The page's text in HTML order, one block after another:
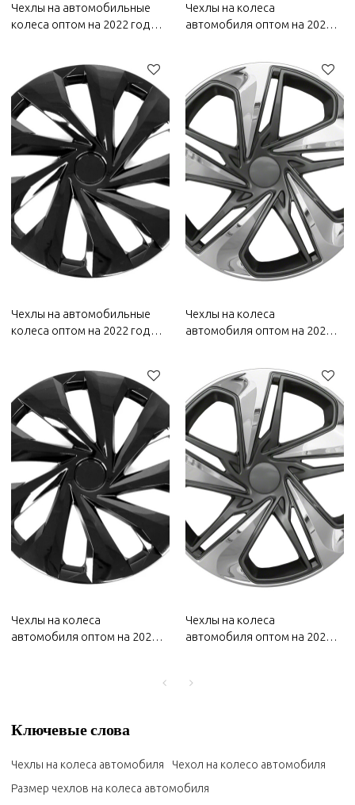
Чехлы на автомобильные
колеса оптом на 2022 год
пыленепроницаемость и
водонепроницаемость,
легкость очистки | Детали
кузова автомобиля для
Wuling
Чехлы на колеса
автомобиля оптом на 2022
пыленепроницаемость и
водонепроницаемость,
легкость очистки | Детали
кузова автомобиля для
Wuling
Чехлы на автомобильные
колеса оптом на 2022 год
пыленепроницаемость и
водонепроницаемость,
легкость очистки |
Автозапчасти для Changan
Чехлы на колеса
автомобиля оптом на 2022
пыленепроницаемость и
водонепроницаемость,
легкость очистки |
Автозапчасти для Changan
Чехлы на колеса
автомобиля оптом на 2022
Автозапчасти для MG
Чехлы на колеса
автомобиля оптом на 2022
пыленепроницаемость и
Ключевые слова
Чехлы на колеса автомобиля
Чехол на колесо автомобиля
Размер чехлов на колеса автомобиля